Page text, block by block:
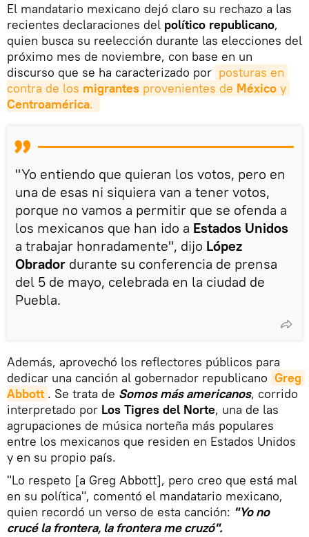
El mandatario mexicano dejó claro su rechazo a las
recientes declaraciones del político republicano,
quien busca su reelección durante las elecciones del
próximo mes de noviembre, con base en un
discurso que se ha caracterizado por posturas en
contra de los migrantes provenientes de México
Centroamérica.
"Yo entiendo que quieran los votos, pero en
una de esas ni siquiera van a tener votos,
porque no vamos a permitir que se ofenda a
los mexicanos que han ido a Estados Unidos
a trabajar honradamente", dijo López
Obrador durante su conferencia de prensa
del 5 de mayo, celebrada en la ciudad de
Puebla.
Además, aprovechó los reflectores públicos para
dedicar una canción al gobernador republicano Greg
Abbott . Se trata de Somos más americanos, corrido
interpretado por Los Tigres del Norte, una de las
agrupaciones de música norteña más populares
entre los mexicanos que residen en Estados Unidos
y en su propio país.
"Lo respeto [a Greg Abbott], pero creo que está mal
en su política", comentó el mandatario mexicano,
quien recordó un verso de esta canción: "Yo no
crucé la frontera, la frontera me cruzó".